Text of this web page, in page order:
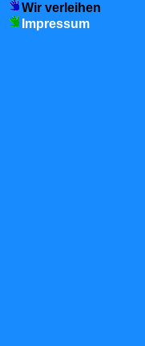
Wir verleihen
Impressum